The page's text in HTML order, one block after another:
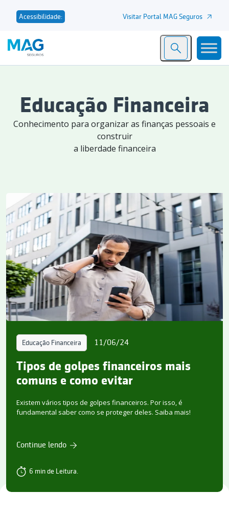
Acessibilidade: Visitar Portal MAG Seguros
Educação Financeira
Conhecimento para organizar as finanças pessoais e
construir
a liberdade financeira
Educação Financeira 11/06/24
Tipos de golpes financeiros mais
comuns e como evitar
Existem vários tipos de golpes financeiros. Por isso, é
fundamental saber como se proteger deles. Saiba mais!
Continue lendo
6 min de Leitura.